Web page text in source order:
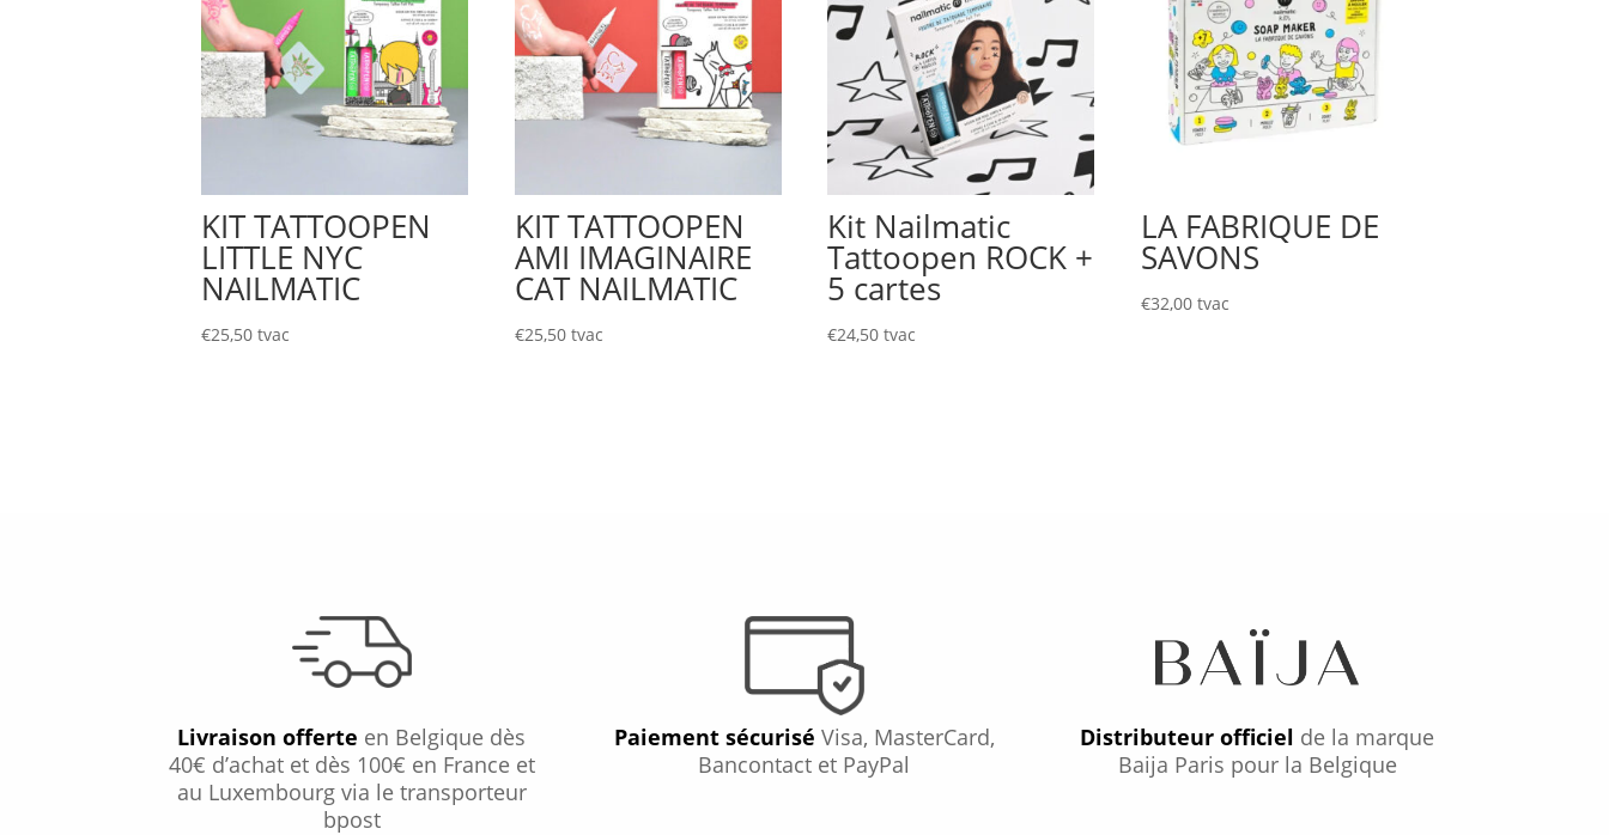
KIT TATTOOPEN
LITTLE NYC
NAILMATIC
€25,50 tvac
KIT TATTOOPEN
AMI IMAGINAIRE
CAT NAILMATIC
€25,50 tvac
Kit Nailmatic
Tattoopen ROCK +
5 cartes
€24,50 tvac
LA FABRIQUE DE
SAVONS
€32,00 tvac
Livraison offerte en Belgique dès
40€ d’achat et dès 100€ en France et
au Luxembourg via le transporteur
bpost
Paiement sécurisé Visa, MasterCard,
Bancontact et PayPal
Distributeur officiel de la marque
Baija Paris pour la Belgique